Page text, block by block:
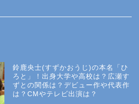
鈴鹿央士(すずかおうじ)の本名「ひ
ろと」！出身大学や高校は？広瀬す
ずとの関係は？デビュー作や代表作
は？CMやテレビ出演は？